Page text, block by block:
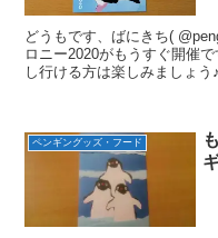
どうもです、ばにきち(
ロニー2020がもうすぐ開催
し行ける方は楽しみましょ
ペンギングッズ・フード